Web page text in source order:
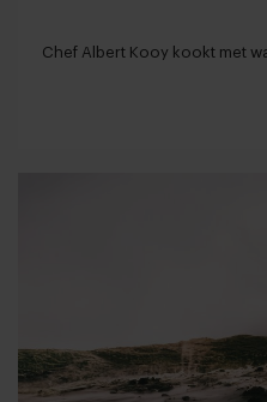
Chef Albert Kooy kookt met